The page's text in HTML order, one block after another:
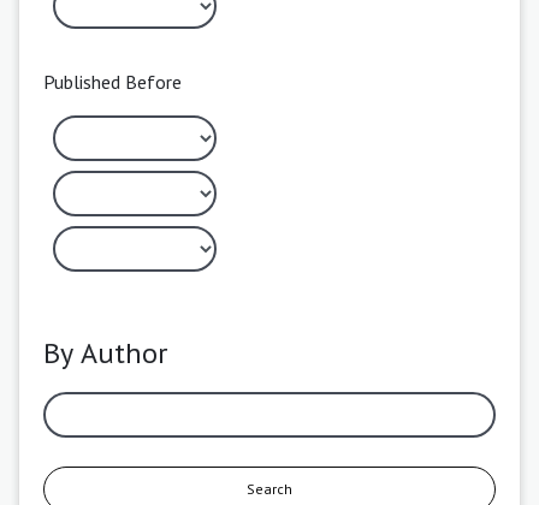
Published Before
By Author
Search